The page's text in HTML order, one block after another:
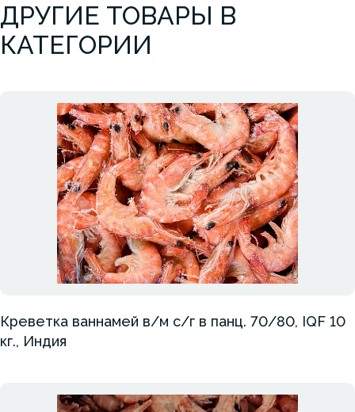
ДРУГИЕ ТОВАРЫ В
КАТЕГОРИИ
Креветка ваннамей в/м с/г в панц. 70/80, IQF 10
кг., Индия